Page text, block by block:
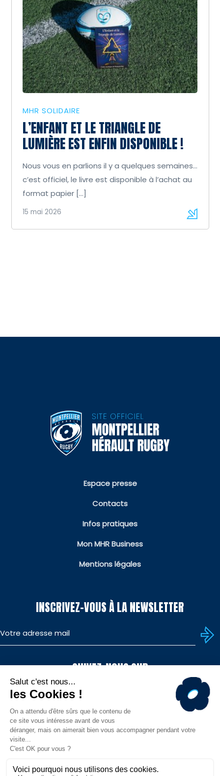
MHR SOLIDAIRE
L’ENFANT ET LE TRIANGLE DE
LUMIÈRE EST ENFIN DISPONIBLE !
Nous vous en parlions il y a quelques semaines…
c’est officiel, le livre est disponible à l’achat au
format papier […]
15 mai 2026
Espace presse
Contacts
Infos pratiques
Mon MHR Business
Mentions légales
INSCRIVEZ-VOUS À LA NEWSLETTER
SUIVEZ-NOUS SUR
TÉLÉCHARGEZ L'APP
FAIRE UN DON ?